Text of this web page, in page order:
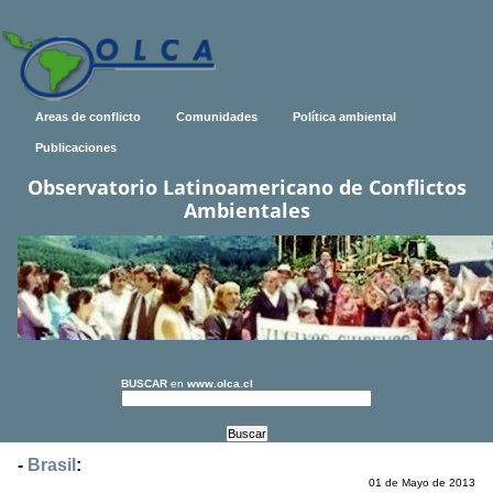
Areas de conflicto Comunidades Política ambiental
Publicaciones
Observatorio Latinoamericano de Conflictos
Ambientales
BUSCAR en www.olca.cl
- Brasil :
01 de Mayo de 2013